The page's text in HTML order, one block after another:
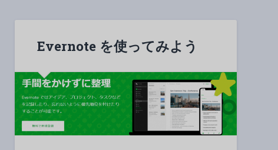
Evernote を使ってみよう